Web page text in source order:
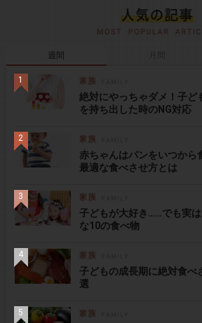
週間
絶対にやっちゃダメ！子ど
を持ち出した時のNG対応
赤ちゃんはパンをいつから
最適な食べさせ方とは
子どもが大好き……でも実は
な10の食べ物
子どもの成長期に絶対食べ
選